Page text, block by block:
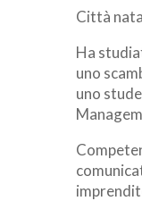
Città
Ha
uno
uno